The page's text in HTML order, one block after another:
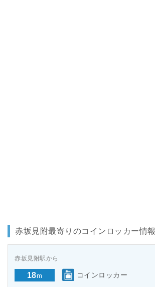
赤坂見附最寄りのコインロッカー情報
赤坂見附駅から
18m コインロッカー